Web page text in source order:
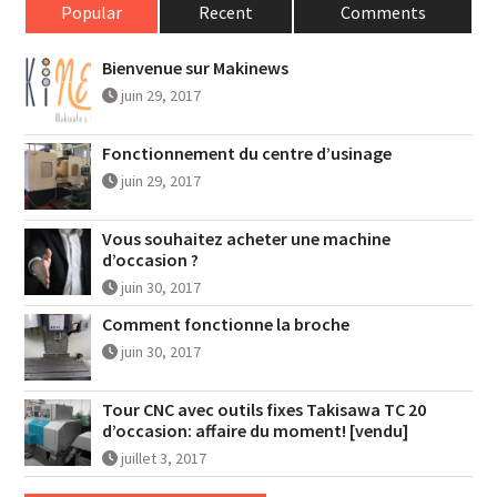
Popular Recent Comments
Bienvenue sur Makinews
juin 29, 2017
Fonctionnement du centre d’usinage
juin 29, 2017
Vous souhaitez acheter une machine
d’occasion ?
juin 30, 2017
Comment fonctionne la broche
juin 30, 2017
Tour CNC avec outils fixes Takisawa TC 20
d’occasion: affaire du moment! [vendu]
juillet 3, 2017